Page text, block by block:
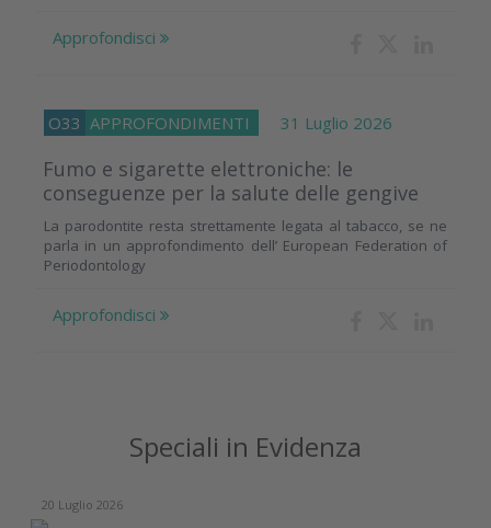
Approfondisci
O33 APPROFONDIMENTI 31 Luglio 2026
Fumo e sigarette elettroniche: le
conseguenze per la salute delle gengive
La parodontite resta strettamente legata al tabacco, se ne
parla in un approfondimento dell’ European Federation of
Periodontology
Approfondisci
Speciali in Evidenza
20 Luglio 2026